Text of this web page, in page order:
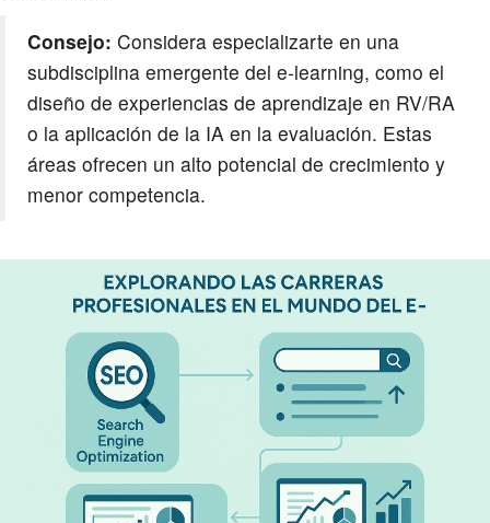
Consejo: Considera especializarte en una
subdisciplina emergente del e-learning, como el
diseño de experiencias de aprendizaje en RV/RA
o la aplicación de la IA en la evaluación. Estas
áreas ofrecen un alto potencial de crecimiento y
menor competencia.